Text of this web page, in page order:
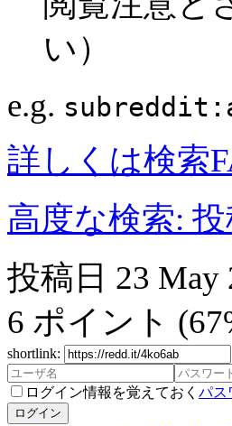
い）
e.g.
詳しくは検索
高度な検索:
投稿日 23 May
6 ポイント
shortlink:
ログイン情報を覚えておく パス
ログイン